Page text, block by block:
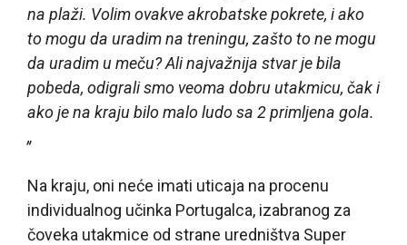
na plaži. Volim ovakve akrobatske pokrete, i ako
to mogu da uradim na treningu, zašto to ne mogu
da uradim u meču? Ali najvažnija stvar je bila
pobeda, odigrali smo veoma dobru utakmicu, čak i
ako je na kraju bilo malo ludo sa 2 primljena gola.
„
Na kraju, oni neće imati uticaja na procenu
individualnog učinka Portugalca, izabranog za
čoveka utakmice od strane uredništva Super